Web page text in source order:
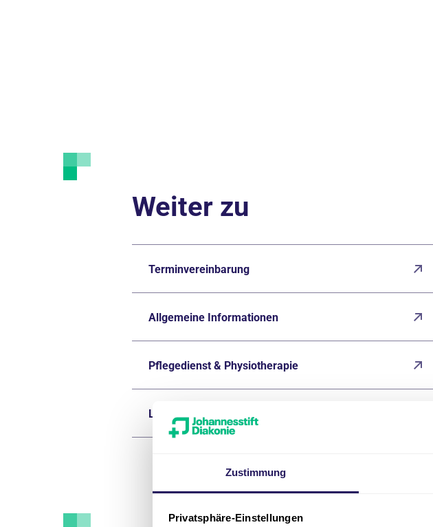
Zustimmung
Privatsphäre-Einstellungen
Weiter zu
Terminvereinbarung
Allgemeine Informationen
Pflegedienst & Physiotherapie
Lob & Kritik